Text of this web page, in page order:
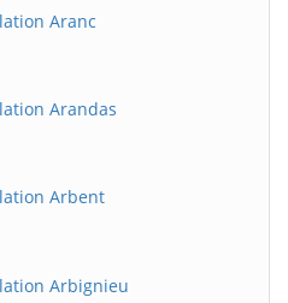
Aranc
Arandas
Arbent
Arbignieu